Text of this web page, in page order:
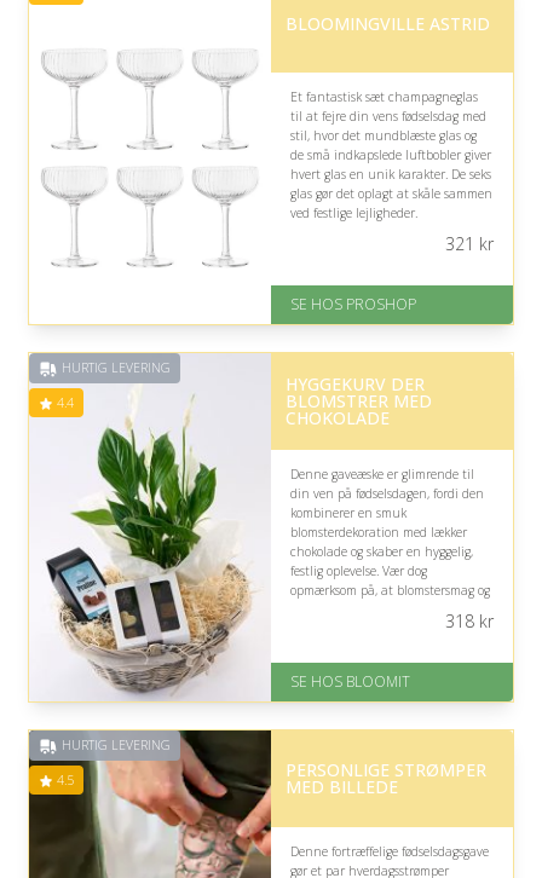
BLOOMINGVILLE ASTRID
Et fantastisk sæt champagneglas
til at fejre din vens fødselsdag med
stil, hvor det mundblæste glas og
de små indkapslede luftbobler giver
hvert glas en unik karakter. De seks
glas gør det oplagt at skåle sammen
ved festlige lejligheder.
Fremragende Trustpilot rating
321 kr
SE HOS PROSHOP
HURTIG LEVERING
4.4
HYGGEKURV DER
BLOMSTRER MED
CHOKOLADE
Denne gaveæske er glimrende til
din ven på fødselsdagen, fordi den
kombinerer en smuk
blomsterdekoration med lækker
chokolade og skaber en hyggelig,
festlig oplevelse. Vær dog
opmærksom på, at blomstersmag og
På lager
Levering: samme dag eller efter
Fremragende Trustpilot rating
318kr
SE HOS BLOOMIT
HURTIG LEVERING
4.5 PERSONLIGE STRØMPER
MED BILLEDE
Denne fortræffelige fødselsdagsgave
gør et par hverdagsstrømper